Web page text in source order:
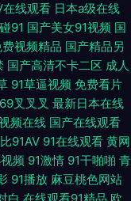
在线观看 日本a级在线
91 国产美女91视频 国
费视频精品 国产精品另
国产高清不卡二区 成人
91草逼视频 免费看片
69叉叉叉 最新日本在线
频在线 国产在线观看
91AV 91在线观看 黄网
频 91激情 91干啪啪 青
91播放 麻豆桃色网站